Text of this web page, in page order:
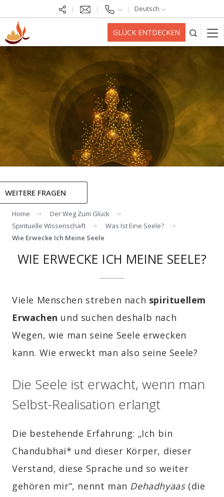
Deutsch
GLÜCK ENTDECKEN
WEITERE FRAGEN
Home
Der Weg Zum Glück
Spirituelle Wissenschaft
Was Ist Eine Seele?
Wie Erwecke Ich Meine Seele
WIE ERWECKE ICH MEINE SEELE?
Viele Menschen streben nach spirituellem
Erwachen und suchen deshalb nach
Wegen, wie man seine Seele erwecken
kann. Wie erweckt man also seine Seele?
Die Seele ist erwacht, wenn man
Selbst-Realisation erlangt
Die bestehende Erfahrung: „Ich bin
Chandubhai* und dieser Körper, dieser
Verstand, diese Sprache und so weiter
gehören mir“, nennt man Dehadhyaas(die